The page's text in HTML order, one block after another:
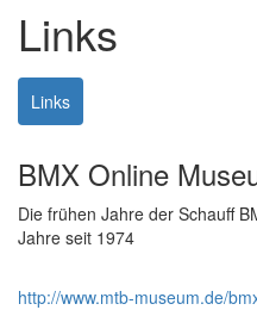
Links
Links
BMX Online
Die frühen Jahre der Schauff
Jahre seit 1974
http://www.mtb-museum.de/